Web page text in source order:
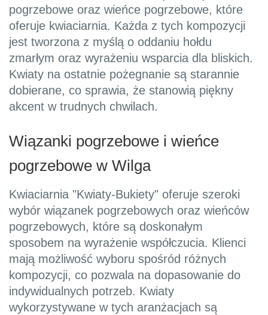
pogrzebowe oraz wieńce pogrzebowe, które
oferuje kwiaciarnia. Każda z tych kompozycji
jest tworzona z myślą o oddaniu hołdu
zmarłym oraz wyrażeniu wsparcia dla bliskich.
Kwiaty na ostatnie pożegnanie są starannie
dobierane, co sprawia, że stanowią piękny
akcent w trudnych chwilach.
Wiązanki pogrzebowe i wieńce
pogrzebowe w Wilga
Kwiaciarnia "Kwiaty-Bukiety" oferuje szeroki
wybór wiązanek pogrzebowych oraz wieńców
pogrzebowych, które są doskonałym
sposobem na wyrażenie współczucia. Klienci
mają możliwość wyboru spośród różnych
kompozycji, co pozwala na dopasowanie do
indywidualnych potrzeb. Kwiaty
wykorzystywane w tych aranżacjach są